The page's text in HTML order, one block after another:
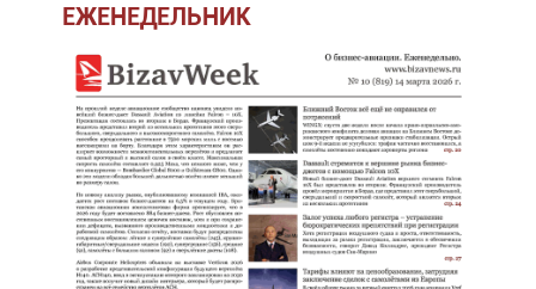
ЕЖЕНЕДЕЛЬНИК